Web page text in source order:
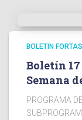
BOLETIN
Boletín 17
Semana
PROGRAMA